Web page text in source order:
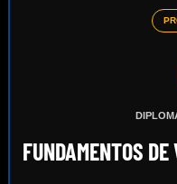
FUNDAMENTOS